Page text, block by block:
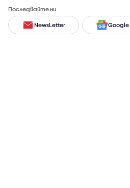
Последвайте ни
NewsLetter Google